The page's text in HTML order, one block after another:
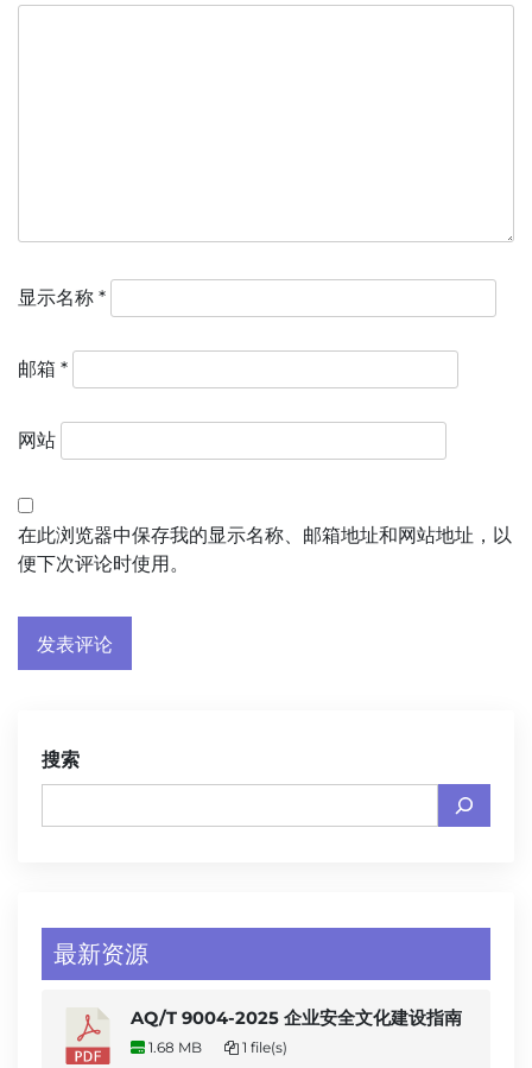
显示名称 *
邮箱 *
网站
在此浏览器中保存我的显示名称、邮箱地址和网站地址，以
便下次评论时使用。
搜索
最新资源
AQ/T 9004-2025 企业安全文化建设指南
1.68 MB 1 file(s)